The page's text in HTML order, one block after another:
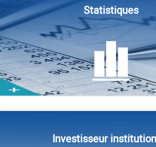
Statistiques
Investisseur